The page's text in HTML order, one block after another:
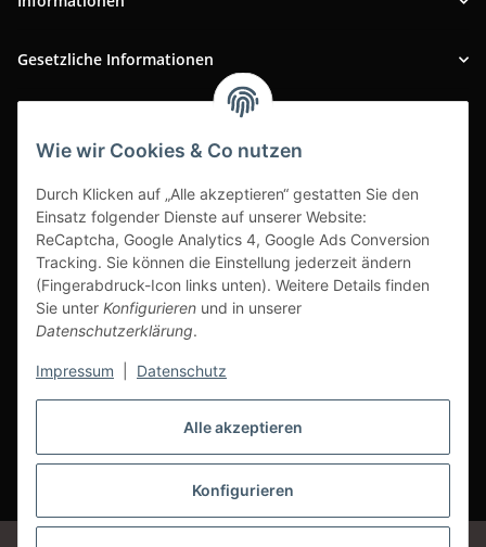
Alle akzeptieren
Konfigurieren
Wie wir Cookies & Co nutzen
Durch Klicken auf „Alle akzeptieren“ gestatten Sie den
Einsatz folgender Dienste auf unserer Website:
ReCaptcha, Google Analytics 4, Google Ads Conversion
Tracking. Sie können die Einstellung jederzeit ändern
(Fingerabdruck-Icon links unten). Weitere Details finden
Sie unter Konfigurieren und in unserer
Datenschutzerklärung.
Impressum Datenschutz
Gesetzliche Informationen
Vertrag widerrufen
* Alle Preise inkl. gesetzlicher USt., zzgl.Versand